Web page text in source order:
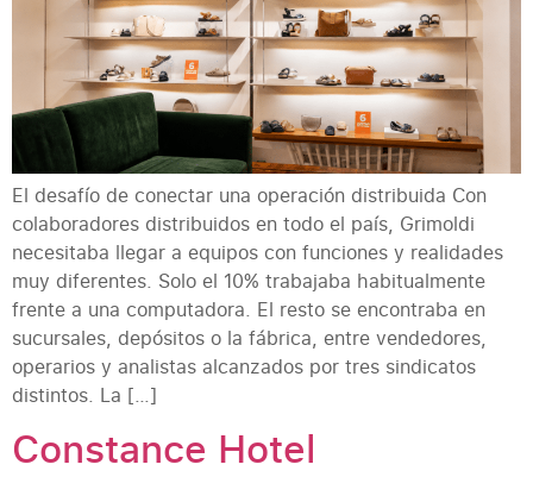
El desafío de conectar una operación distribuida Con
colaboradores distribuidos en todo el país, Grimoldi
necesitaba llegar a equipos con funciones y realidades
muy diferentes. Solo el 10% trabajaba habitualmente
frente a una computadora. El resto se encontraba en
sucursales, depósitos o la fábrica, entre vendedores,
operarios y analistas alcanzados por tres sindicatos
distintos. La […]
Constance Hotel